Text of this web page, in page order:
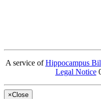
A service ofHippocampus
Legal Notice
×Close